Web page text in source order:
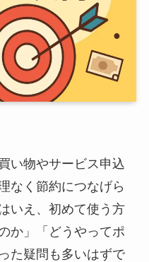
い物やサービス申込
なく節約につなげら
いえ、初めて使う方
か」「どうやってポ
た疑問も多いはずで